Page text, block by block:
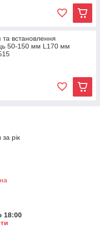
та встановлення
50-150 мм L170 мм
рік
18:00